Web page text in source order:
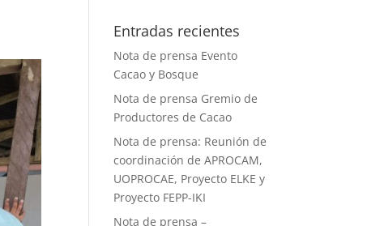
Entradas recientes
Nota de prensa Evento
Cacao y Bosque
Nota de prensa Gremio de
Productores de Cacao
Nota de prensa: Reunión de
coordinación de APROCAM,
UOPROCAE, Proyecto ELKE y
Proyecto FEPP-IKI
Nota de prensa –